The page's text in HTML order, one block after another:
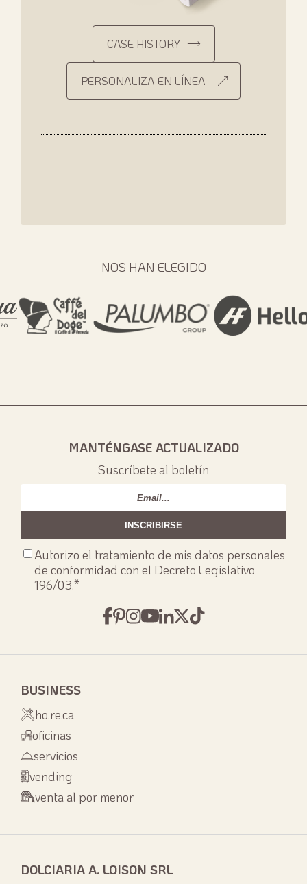
CASE HISTORY
PERSONALIZA EN LÍNEA
NOS HAN ELEGIDO
DOLCIARIA A. LOISON SRL
MANTÉNGASE ACTUALIZADO
Suscríbete al boletín
Consenso
privacy*
Autorizo el tratamiento de mis datos personales
de conformidad con el Decreto Legislativo
196/03.*
BUSINESS
ho.re.ca
oficinas
servicios
vending
venta al por menor